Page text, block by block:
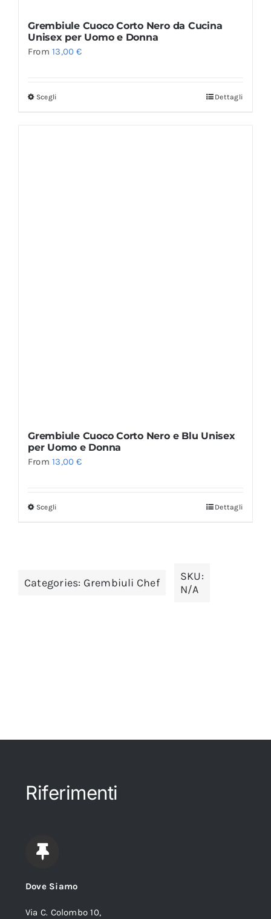
Grembiule Cuoco Corto Nero da Cucina
Unisex per Uomo e Donna
From13,00€
Scegli Dettagli
Grembiule Cuoco Corto Nero e Blu Unisex
per Uomo e Donna
From13,00€
Scegli Dettagli
Categories: Grembiuli Chef
SKU:
N/A
Riferimenti
Dove Siamo
Via C. Colombo 10,